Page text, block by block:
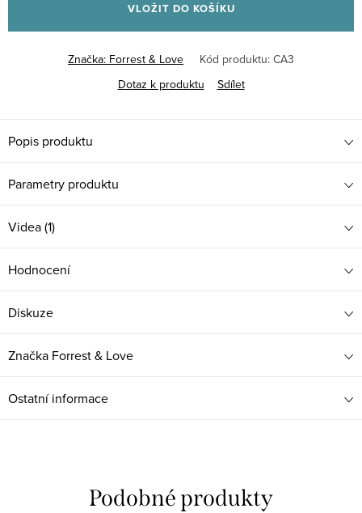
VLOŽIT DO KOŠÍKU
Značka: Forrest & Love Kód produktu: CA3
Dotaz k produktu
Sdílet
Popis produktu
Parametry produktu
Videa (1)
Hodnocení
Diskuze
Značka Forrest & Love
Ostatní informace